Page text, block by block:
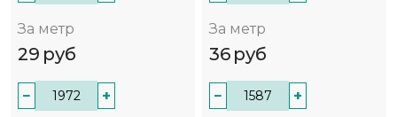
За метр
29 руб
− +
За метр
36 руб
− +